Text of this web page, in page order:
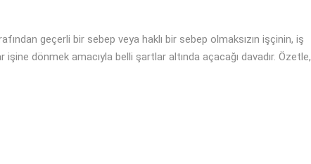
geçerli bir sebep veya haklı bir sebep olmaksızın işçinin, iş
dönmek amacıyla belli şartlar altında açacağı davadır. Özetle,